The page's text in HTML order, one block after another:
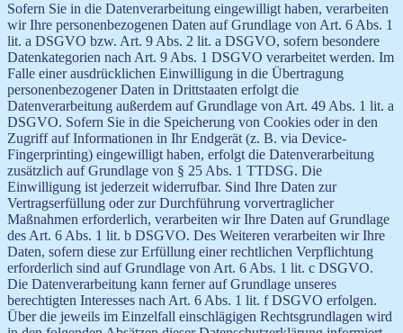
Sofern Sie in die Datenverarbeitung eingewilligt haben, verarbeiten
wir Ihre personenbezogenen Daten auf Grundlage von Art. 6 Abs. 1
lit. a DSGVO bzw. Art. 9 Abs. 2 lit. a DSGVO, sofern besondere
Datenkategorien nach Art. 9 Abs. 1 DSGVO verarbeitet werden. Im
Falle einer ausdrücklichen Einwilligung in die Übertragung
personenbezogener Daten in Drittstaaten erfolgt die
Datenverarbeitung außerdem auf Grundlage von Art. 49 Abs. 1 lit. a
DSGVO. Sofern Sie in die Speicherung von Cookies oder in den
Zugriff auf Informationen in Ihr Endgerät (z. B. via Device-
Fingerprinting) eingewilligt haben, erfolgt die Datenverarbeitung
zusätzlich auf Grundlage von § 25 Abs. 1 TTDSG. Die
Einwilligung ist jederzeit widerrufbar. Sind Ihre Daten zur
Vertragserfüllung oder zur Durchführung vorvertraglicher
Maßnahmen erforderlich, verarbeiten wir Ihre Daten auf Grundlage
des Art. 6 Abs. 1 lit. b DSGVO. Des Weiteren verarbeiten wir Ihre
Daten, sofern diese zur Erfüllung einer rechtlichen Verpflichtung
erforderlich sind auf Grundlage von Art. 6 Abs. 1 lit. c DSGVO.
Die Datenverarbeitung kann ferner auf Grundlage unseres
berechtigten Interesses nach Art. 6 Abs. 1 lit. f DSGVO erfolgen.
Über die jeweils im Einzelfall einschlägigen Rechtsgrundlagen wird